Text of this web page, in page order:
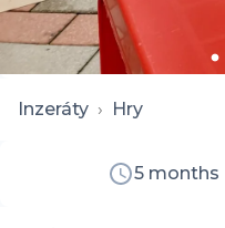
Inzeráty › Hry
5 months